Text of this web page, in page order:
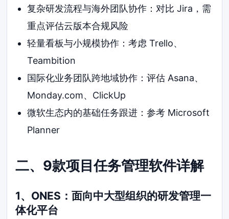
复杂研发流程与海外团队协作：对比 Jira，需
重点评估云版本合规风险
轻量看板与小规模协作：考虑 Trello、
Teambition
国际化业务团队跨地域协作：评估 Asana、
Monday.com、ClickUp
微软生态内的基础任务跟进：参考 Microsoft
Planner
二、9款项目任务管理软件详解
1、ONES：面向中大型组织的研发管理一
体化平台